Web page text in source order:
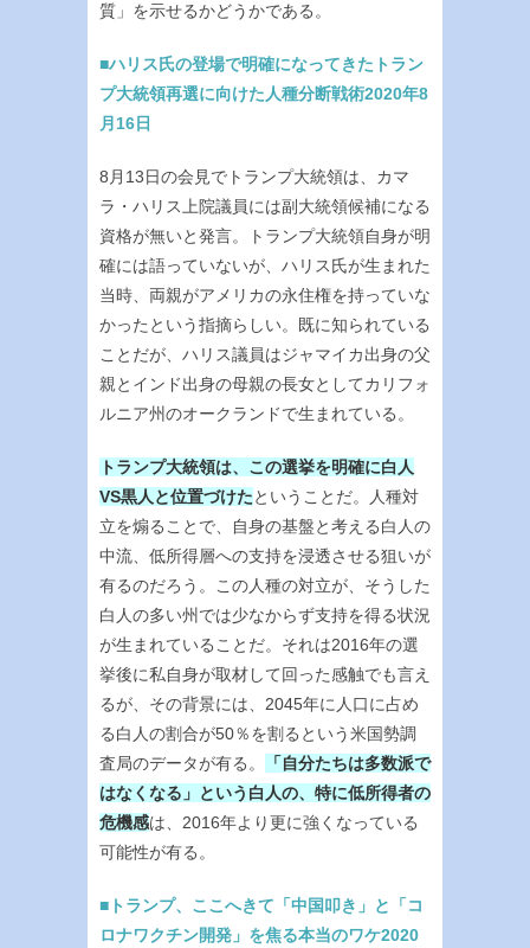
質」を示せるかどうかである。
■ハリス氏の登場で明確になってきたトラン
プ大統領再選に向けた人種分断戦術2020年8
月16日
8月13日の会見でトランプ大統領は、カマ
ラ・ハリス上院議員には副大統領候補になる
資格が無いと発言。トランプ大統領自身が明
確には語っていないが、ハリス氏が生まれた
当時、両親がアメリカの永住権を持っていな
かったという指摘らしい。既に知られている
ことだが、ハリス議員はジャマイカ出身の父
親とインド出身の母親の長女としてカリフォ
ルニア州のオークランドで生まれている。
トランプ大統領は、この選挙を明確に白人
VS黒人と位置づけたということだ。人種対
立を煽ることで、自身の基盤と考える白人の
中流、低所得層への支持を浸透させる狙いが
有るのだろう。この人種の対立が、そうした
白人の多い州では少なからず支持を得る状況
が生まれていることだ。それは2016年の選
挙後に私自身が取材して回った感触でも言え
るが、その背景には、2045年に人口に占め
る白人の割合が50％を割るという米国勢調
査局のデータが有る。
「自分たちは多数派で
はなくなる」という白人の、特に低所得者の
危機感は、2016年より更に強くなっている
可能性が有る。
■トランプ、ここへきて「中国叩き」と「コ
ロナワクチン開発」を焦る本当のワケ2020